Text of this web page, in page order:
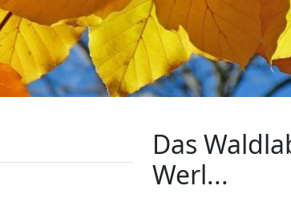
Das
Werl...